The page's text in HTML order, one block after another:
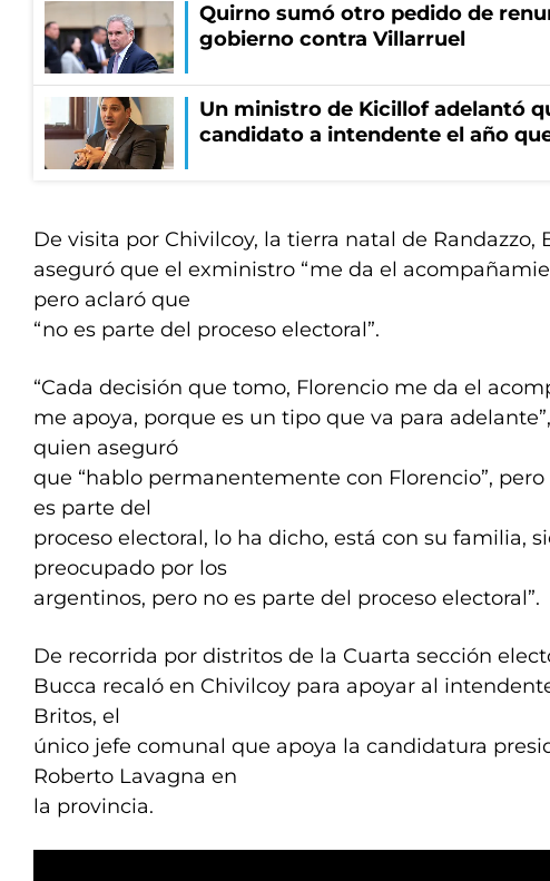
Quirno sumó otro pedido de
gobierno contra Villarruel
Un ministro de Kicillof adelantó
candidato a intendente el año
De visita por Chivilcoy, la tierra natal de Randazzo,
aseguró que el exministro “me da el
pero aclaró que
“no es parte del proceso electoral”.
“Cada decisión que tomo, Florencio me da el
me apoya, porque es un tipo que va para
quien aseguró
que “hablo permanentemente con Florencio”, pero
es parte del
proceso electoral, lo ha dicho, está con su familia,
preocupado por los
argentinos, pero no es parte del proceso electoral”.
De recorrida por distritos de la Cuarta sección
Bucca recaló en Chivilcoy para apoyar al
Britos, el
único jefe comunal que apoya la candidatura
Roberto Lavagna en
la provincia.